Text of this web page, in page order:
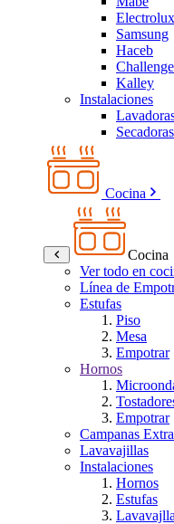
Electrolux
Samsung
Haceb
Kalley
Instalaciones
Secadoras
Cocina
Cocina
Ver todo en
Línea de
Estufas
Piso
Mesa
Empotrar
Hornos
Empotrar
Campanas
Lavavajillas
Instalaciones
Hornos
Estufas